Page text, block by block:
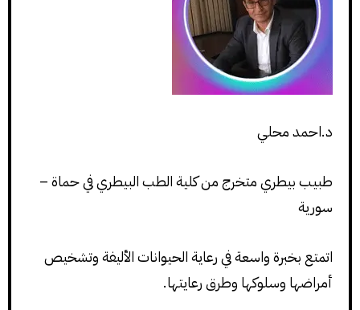
د.احمد محلي
طبيب بيطري متخرج من كلية الطب البيطري في حماة –
سورية
اتمتع بخبرة واسعة في رعاية الحيوانات الأليفة وتشخيص
أمراضها وسلوكها وطرق رعايتها.